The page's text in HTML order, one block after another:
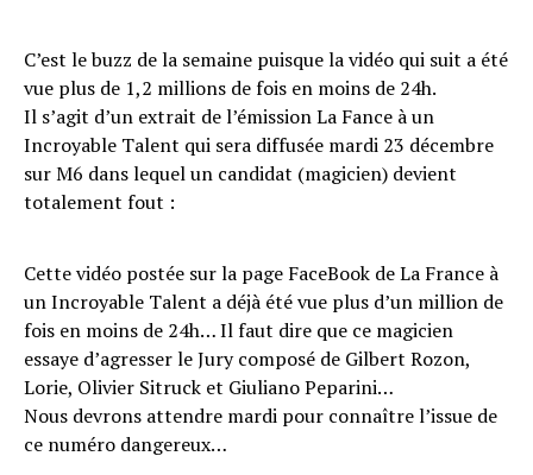
C’est le buzz de la semaine puisque la vidéo qui suit a été
vue plus de 1,2 millions de fois en moins de 24h.
Il s’agit d’un extrait de l’émission La Fance à un
Incroyable Talent qui sera diffusée mardi 23 décembre
sur M6 dans lequel un candidat (magicien) devient
totalement fout :
Cette vidéo postée sur la page FaceBook de La France à
un Incroyable Talent a déjà été vue plus d’un million de
fois en moins de 24h… Il faut dire que ce magicien
essaye d’agresser le Jury composé de Gilbert Rozon,
Lorie, Olivier Sitruck et Giuliano Peparini…
Nous devrons attendre mardi pour connaître l’issue de
ce numéro dangereux…